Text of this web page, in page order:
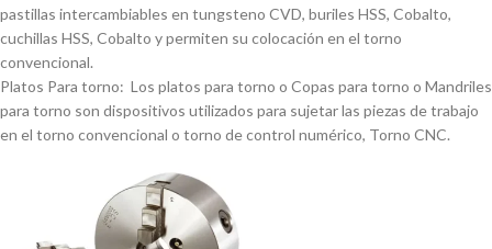
pastillas intercambiables en tungsteno CVD, buriles HSS, Cobalto,
cuchillas HSS, Cobalto y permiten su colocación en el torno
convencional.
Platos Para torno: Los platos para torno o Copas para torno o Mandriles
para torno son dispositivos utilizados para sujetar las piezas de trabajo
en el torno convencional o torno de control numérico, Torno CNC.